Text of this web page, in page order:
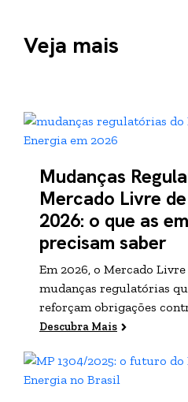
Veja mais
Mudanças
Mercado Livre
2026: o que as
precisam saber
Em 2026, o Mercado
mudanças regulatórias
reforçam obrigações
Descubra Mais